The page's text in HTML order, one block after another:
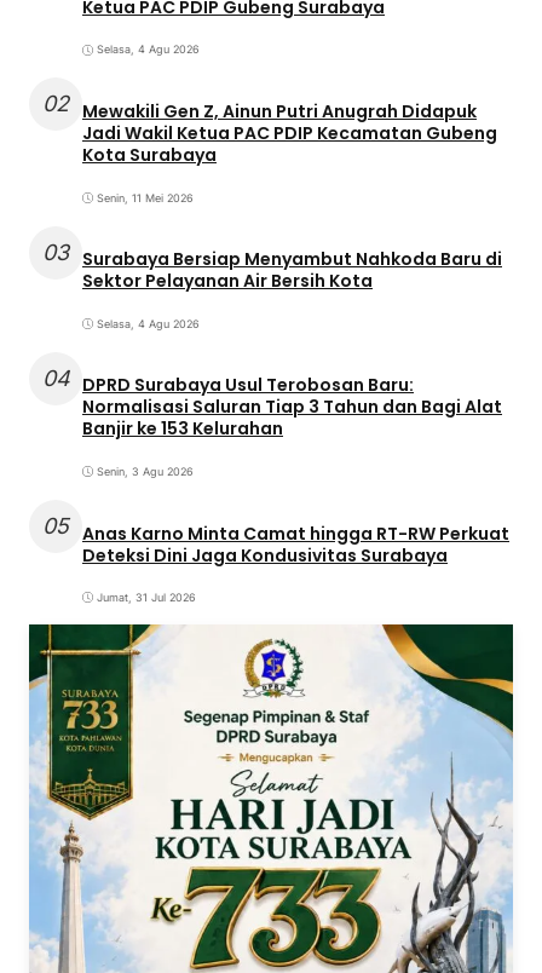
Ketua PAC PDIP Gubeng Surabaya
Selasa, 4 Agu 2026
02 Mewakili Gen Z, Ainun Putri Anugrah Didapuk
Jadi Wakil Ketua PAC PDIP Kecamatan Gubeng
Kota Surabaya
Senin, 11 Mei 2026
03 Surabaya Bersiap Menyambut Nahkoda Baru di
Sektor Pelayanan Air Bersih Kota
Selasa, 4 Agu 2026
04 DPRD Surabaya Usul Terobosan Baru:
Normalisasi Saluran Tiap 3 Tahun dan Bagi Alat
Banjir ke 153 Kelurahan
Senin, 3 Agu 2026
05 Anas Karno Minta Camat hingga RT-RW Perkuat
Deteksi Dini Jaga Kondusivitas Surabaya
Jumat, 31 Jul 2026